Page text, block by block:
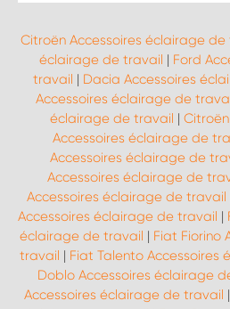
Citroën Accessoires éclairage
éclairage de travail | Ford
travail | Dacia Accessoires
Accessoires éclairage de
éclairage de travail |
Accessoires éclairage de
Accessoires éclairage de
Accessoires éclairage de
Accessoires éclairage de travail
Accessoires éclairage de travail |
éclairage de travail | Fiat Fiorino
travail | Fiat Talento Accessoires
Doblo Accessoires éclairage
Accessoires éclairage de travail |